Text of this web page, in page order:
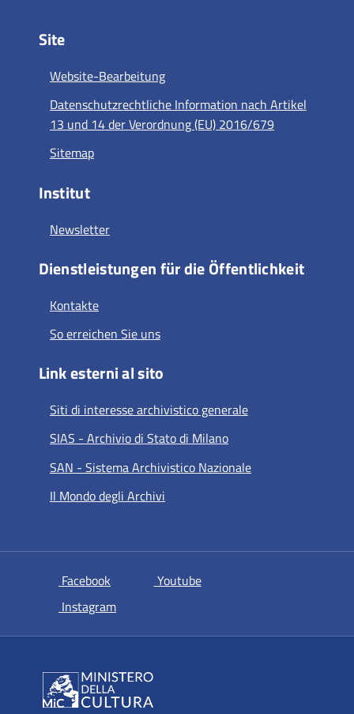
Site
Website-Bearbeitung
Datenschutzrechtliche Information nach Artikel
13 und 14 der Verordnung (EU) 2016/679
Sitemap
Institut
Newsletter
Dienstleistungen für die Öffentlichkeit
Kontakte
So erreichen Sie uns
Link esterni al sito
Siti di interesse archivistico generale
SIAS - Archivio di Stato di Milano
SAN - Sistema Archivistico Nazionale
Il Mondo degli Archivi
Facebook si apre in una nuova scheda
Youtubesi apre in una nuova scheda
Instagramsi apre in una nuova scheda